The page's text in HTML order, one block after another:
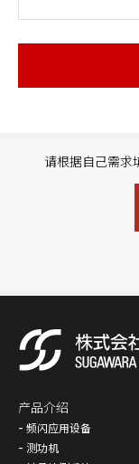
请根据自己需求
产品介绍
频闪应用设备
测功机